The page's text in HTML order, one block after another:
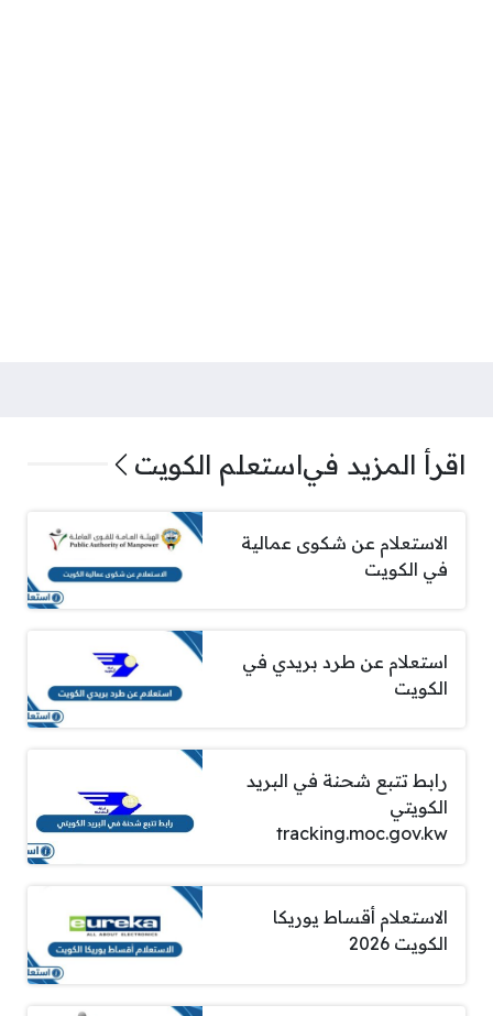
اقرأ المزيد فياستعلم الكويت
الاستعلام عن شكوى عمالية
في الكويت
استعلام عن طرد بريدي في
الكويت
رابط تتبع شحنة في البريد
الكويتي
tracking.moc.gov.kw
الاستعلام أقساط يوريكا
الكويت 2026